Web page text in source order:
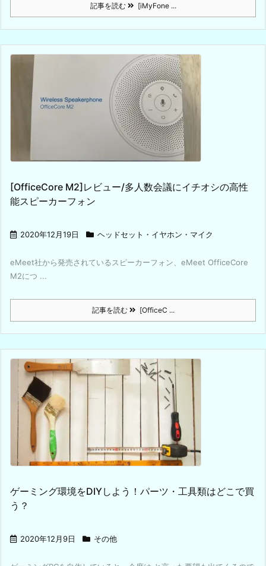
記事を読む [iMyFone ...
[OfficeCore M2]レビュー/多人数会議にイチオシの高性
能スピーカーフォン
2020年12月19日 ヘッドセット・イヤホン・マイク
eMeet社から発売されているスピーカーフォン、eMeet OfficeCore
M2につ ...
記事を読む [OfficeC ...
ゲーミング環境をDIYしよう！パーツ・工具類はどこで買
う？
2020年12月9日 その他